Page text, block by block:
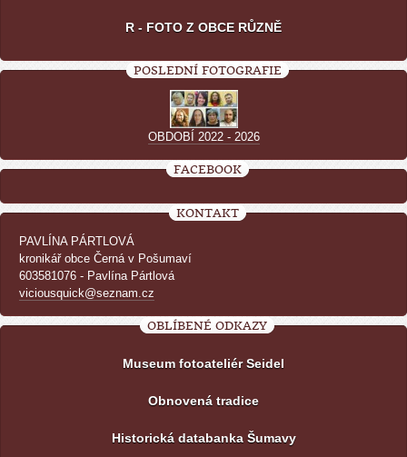
R - FOTO Z OBCE RŮZNĚ
POSLEDNÍ FOTOGRAFIE
OBDOBÍ 2022 - 2026
FACEBOOK
KONTAKT
PAVLÍNA PÁRTLOVÁ
kronikář obce Černá v Pošumaví
603581076 - Pavlína Pártlová
viciousquick@seznam.cz
OBLÍBENÉ ODKAZY
Museum fotoateliér Seidel
Obnovená tradice
Historická databanka Šumavy